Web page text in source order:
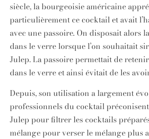
siècle, la bourgeoisie américaine
particulièrement ce cocktail et avait
avec une passoire. On disposait alors
dans le verre lorsque l’on souhaitait
Julep. La passoire permettait de
dans le verre et ainsi évitait de les
Depuis, son utilisation a largement
professionnels du cocktail
Julep pour filtrer les cocktails
mélange pour verser le mélange plus